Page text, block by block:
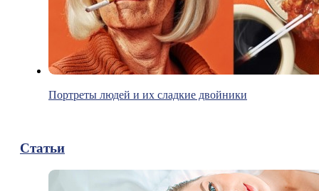
Портреты людей и их сладкие двойники
Статьи